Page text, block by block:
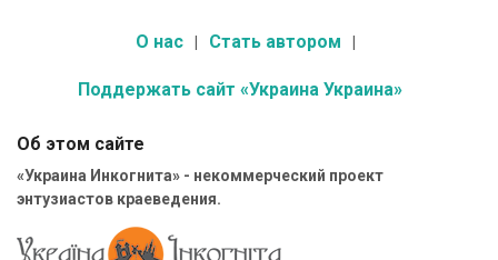
О нас Стать автором
Поддержать сайт «Украина Украина»
Об этом сайте
«Украина Инкогнита» - некоммерческий проект
энтузиастов краеведения.